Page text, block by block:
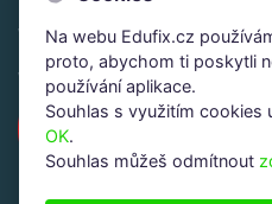
www.maturitacermat.cz
www.prijimackycermat.cz
Na webu Edufix.cz
proto, abychom ti poskytli
používání aplikace.
Souhlas s využitím cookies
OK.
Souhlas můžeš odmítnout